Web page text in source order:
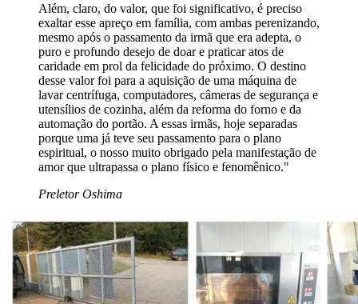
Além, claro, do valor, que foi significativo, é preciso
exaltar esse apreço em família, com ambas perenizando,
mesmo após o passamento da irmã que era adepta, o
puro e profundo desejo de doar e praticar atos de
caridade em prol da felicidade do próximo. O destino
desse valor foi para a aquisição de uma máquina de
lavar centrífuga, computadores, câmeras de segurança e
utensílios de cozinha, além da reforma do forno e da
automação do portão. A essas irmãs, hoje separadas
porque uma já teve seu passamento para o plano
espiritual, o nosso muito obrigado pela manifestação de
amor que ultrapassa o plano físico e fenomênico."
Preletor Oshima